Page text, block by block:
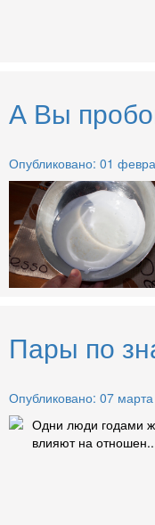
А Вы
Опубликовано: 01
Пары по
Опубликовано: 07
Одни люди годами
влияют на